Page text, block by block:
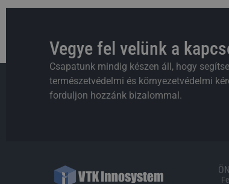
Vegye fel velünk a
Csapatunk mindig készen áll, hogy
természetvédelmi és környezetvédelmi
forduljon hozzánk bizalommal.